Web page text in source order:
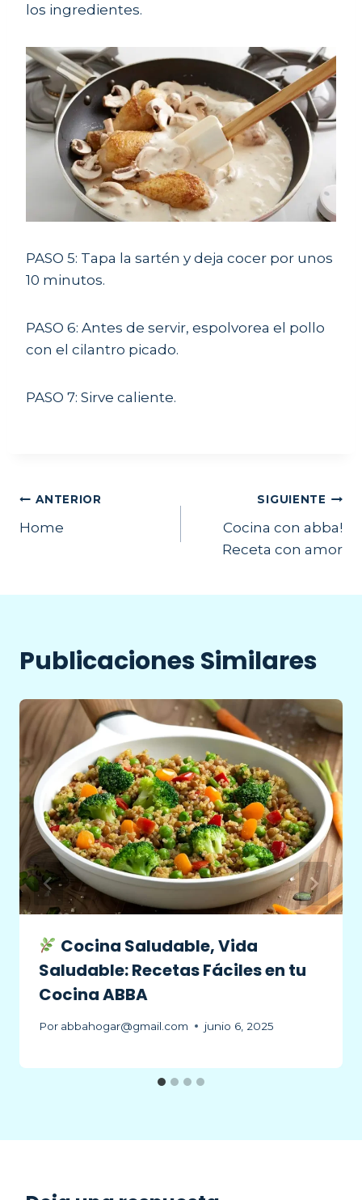
los ingredientes.
PASO 5: Tapa la sartén y deja cocer por unos
10 minutos.
PASO 6: Antes de servir, espolvorea el pollo
con el cilantro picado.
PASO 7: Sirve caliente.
Navegación
de
ANTERIOR
Home
SIGUIENTE
Cocina con abba!
Receta con amor
Publicaciones Similares
Cocina Saludable, Vida
Saludable: Recetas Fáciles en tu
Cocina ABBA
Por abbahogar@gmail.com junio 6, 2025